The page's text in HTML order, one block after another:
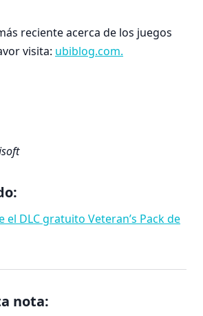
reciente acerca de los juegos
visita: ubiblog.com.
el DLC gratuito Veteran’s Pack de
nota: